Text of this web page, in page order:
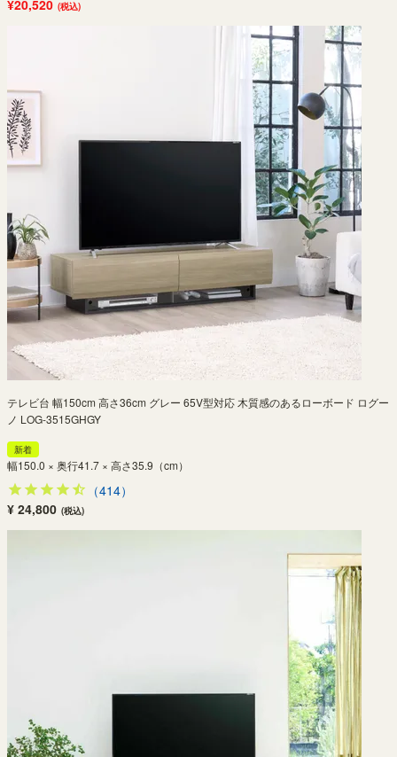
¥20,520 (税込)
テレビ台 幅150cm 高さ36cm グレー 65V型対応 木質感のあるローボード ログー
ノ LOG-3515GHGY
新着
幅150.0 × 奥行41.7 × 高さ35.9（cm）
（414）
¥ 24,800 (税込)